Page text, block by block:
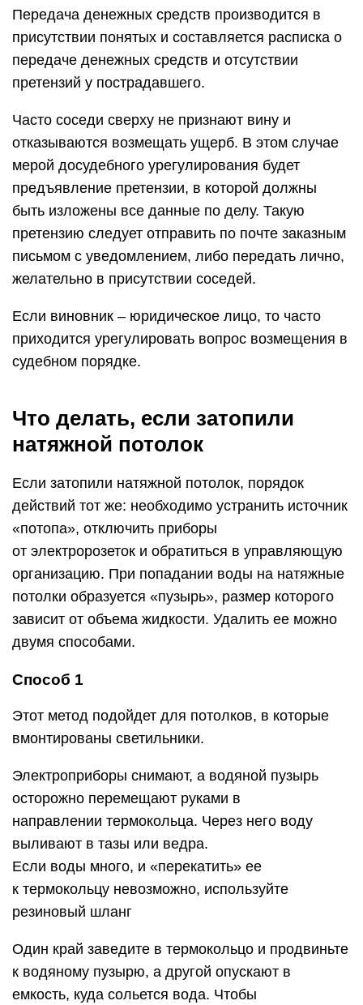
Передача денежных средств производится в
присутствии понятых и составляется расписка о
передаче денежных средств и отсутствии
претензий у пострадавшего.
Часто соседи сверху не признают вину и
отказываются возмещать ущерб. В этом случае
мерой досудебного урегулирования будет
предъявление претензии, в которой должны
быть изложены все данные по делу. Такую
претензию следует отправить по почте заказным
письмом с уведомлением, либо передать лично,
желательно в присутствии соседей.
Если виновник – юридическое лицо, то часто
приходится урегулировать вопрос возмещения в
судебном порядке.
Что делать, если затопили
натяжной потолок
Если затопили натяжной потолок, порядок
действий тот же: необходимо устранить источник
«потопа», отключить приборы
от электророзеток и обратиться в управляющую
организацию. При попадании воды на натяжные
потолки образуется «пузырь», размер которого
зависит от объема жидкости. Удалить ее можно
двумя способами.
Способ 1
Этот метод подойдет для потолков, в которые
вмонтированы светильники.
Электроприборы снимают, а водяной пузырь
осторожно перемещают руками в
направлении термокольца. Через него воду
выливают в тазы или ведра.
Если воды много, и «перекатить» ее
к термокольцу невозможно, используйте
резиновый шланг
Один край заведите в термокольцо и продвиньте
к водяному пузырю, а другой опускают в
емкость, куда сольется вода. Чтобы